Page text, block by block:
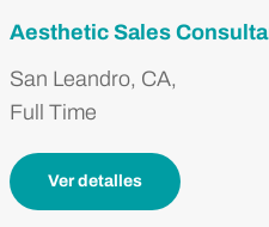
Aesthetic Sales
San Leandro, CA,
Full Time
Ver detalles